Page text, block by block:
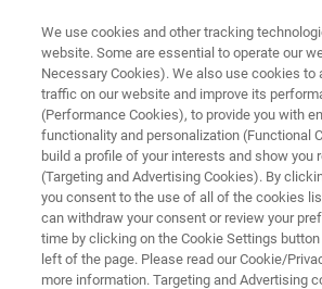
应用文档 - 磁共振
核磁共振技术确保蜂
随着食品的真实性越来越受到
查程序越来越多的食品之一，
诸多旨在确保食品真实性和质
We use cookies and other tracking
website. Some are essential to operate our
Necessary Cookies). We also use cookies to
traffic on our website and improve its
(Performance Cookies), to provide you with
functionality and personalization (Functional
build a profile of your interests and show you
(Targeting and Advertising Cookies). By
you consent to the use of all of the cookies
can withdraw your consent or review your
time by clicking on the Cookie Settings
left of the page. Please read our Cookie/
more information. Targeting and Advertising